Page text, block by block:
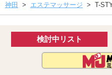
神田
> エステマッサージ > T-
検討中リスト